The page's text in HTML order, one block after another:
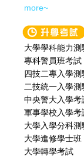
more~
大學學科能力測
專科警員班考試
四技二專入學測
二技統一入學測
中央警大入學考
軍事學校入學考
大學入學分科測
大學進修學士班
大學轉學考試